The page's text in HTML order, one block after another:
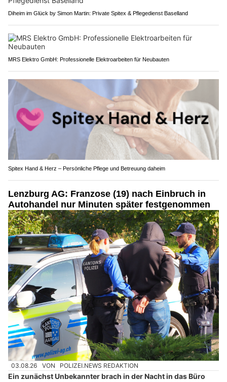
Diheim im Glück by Simon Martin: Private Spitex & Pflegedienst Baselland
MRS Elektro GmbH: Professionelle Elektroarbeiten für Neubauten
Spitex Hand & Herz – Persönliche Pflege und Betreuung daheim
Lenzburg AG: Franzose (19) nach Einbruch in
Autohandel nur Minuten später festgenommen
03.08.26 VON POLIZEI.NEWS REDAKTION
Ein zunächst Unbekannter brach in der Nacht in das Büro